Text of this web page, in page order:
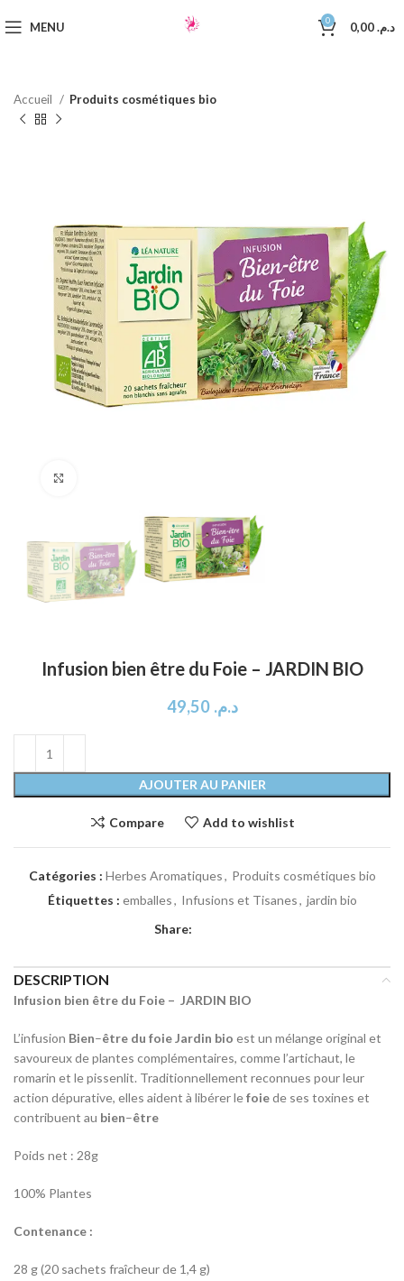
MENU 0 د.م.
Accueil Produits cosmétiques bio
Infusion bien être du Foie – JARDIN BIO
د.م. 49,50
AJOUTER AU PANIER
Compare Add to wishlist
Catégories : Herbes Aromatiques, Produits cosmétiques bio
Étiquettes : emballes, Infusions et Tisanes, jardin bio
Share:
DESCRIPTION
Infusion bien être du Foie – JARDIN BIO
L’infusion Bien–être du foie Jardin bio est un mélange original et
savoureux de plantes complémentaires, comme l’artichaut, le
romarin et le pissenlit. Traditionnellement reconnues pour leur
action dépurative, elles aident à libérer lefoiede ses toxines et
contribuent au bien–être
Poids net : 28g
100% Plantes
Contenance :
28 g (20 sachets fraîcheur de 1,4 g)